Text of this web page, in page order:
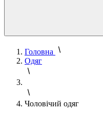
Головна
Одяг
Чоловічий одяг